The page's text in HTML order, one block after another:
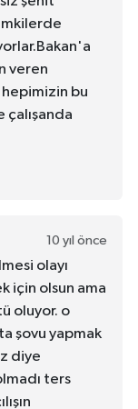
veren
hepimizin bu
çalışanda
10 yıl önce
olayı
için olsun ama
oluyor. o
şovu yapmak
diye
ters